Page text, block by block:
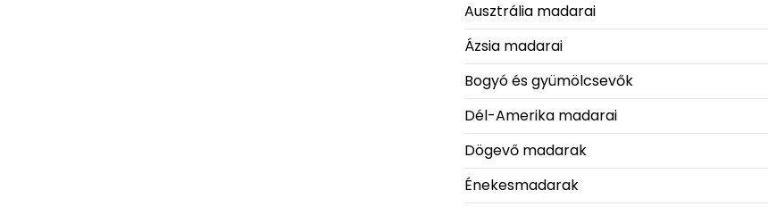
Ausztrália madarai
Ázsia madarai
Bogyó és gyümölcsevők
Dél-Amerika madarai
Dögevő madarak
Énekesmadarak